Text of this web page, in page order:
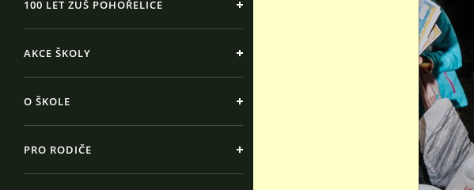
100 LET ZUŠ POHOŘELICE
AKCE ŠKOLY
O ŠKOLE
PRO RODIČE